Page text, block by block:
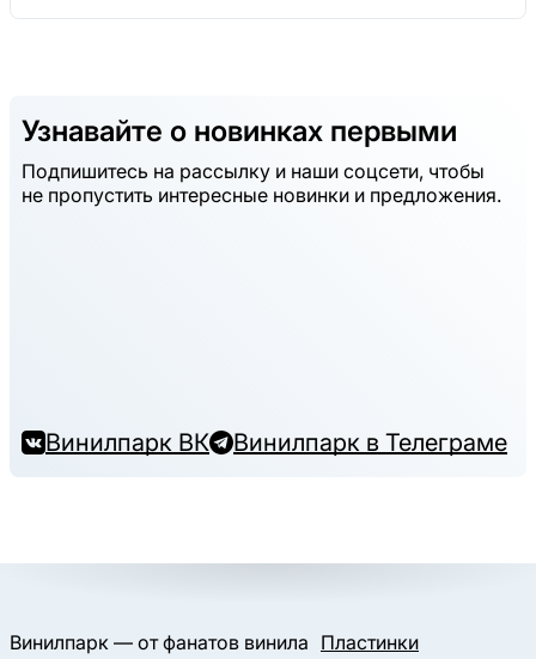
Узнавайте о новинках первыми
Подпишитесь на рассылку и наши соцсети, чтобы
не пропустить интересные новинки и предложения.
Винилпарк ВК Винилпарк в Телеграме
Винилпарк — от фанатов винила Пластинки